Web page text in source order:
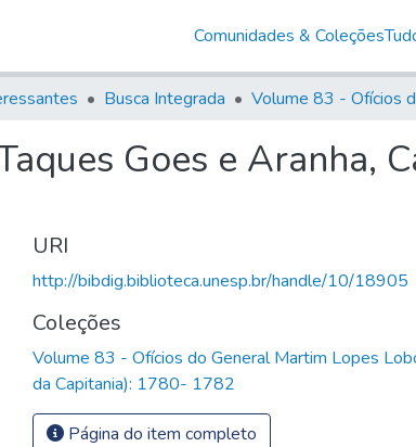
Comunidades & Coleções
Busca Integrada
Goes e Aranha,
URI
http://bibdig.biblioteca.unesp.br/handle/10/18905
Coleções
Volume 83 - Ofícios do General Martim Lopes
da Capitania): 1780- 1782
Página do item completo